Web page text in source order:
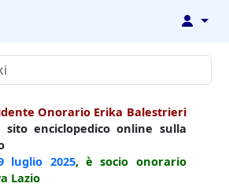
↓
Onorario Erika Balestrieri
enciclopedico online sulla
luglio 2025, è socio onorario
Lazio